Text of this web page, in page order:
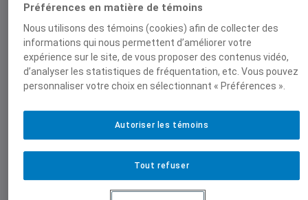
Articles scientifiques
Paradiplomatie fonctionnelle et
identitaire et protodiplomatie en
Préférences en matière de témoins
Nous utilisons des témoins (cookies) afin de collecter des
informations qui nous permettent d’améliorer votre
expérience sur le site, de vous proposer des contenus vidéo,
d’analyser les statistiques de fréquentation, etc. Vous pouvez
personnaliser votre choix en sélectionnant « Préférences ».
Tout refuser
Autoriser les témoins